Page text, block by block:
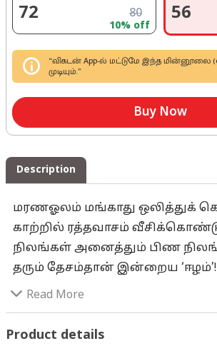
72 80
10% off
56
“விகடன் App-ல் மட்டுமே இந்த மின்னூலை
முடியும்.”
Buy Now
Description
மரணஓலம் மங்காது ஒலித்துக்
காற்றில் ரத்தவாசம்
நிலங்கள் அனைத்தும் பிண
தரும் தேசம்தான் இன்றைய
கொலைகளையும், திசை அறியாது
வீச்சுகளைத் தாங்கித் தாங்கி
Read More
Product details